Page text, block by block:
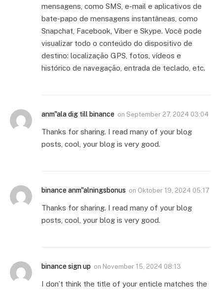
mensagens, como SMS, e-mail e aplicativos de
bate-papo de mensagens instantâneas, como
Snapchat, Facebook, Viber e Skype. Você pode
visualizar todo o conteúdo do dispositivo de
destino: localização GPS, fotos, vídeos e
histórico de navegação, entrada de teclado, etc.
anm"ala dig till binance on September 27, 2024 03:04
Thanks for sharing. I read many of your blog
posts, cool, your blog is very good.
binance anm"alningsbonus on Oktober 19, 2024 05:17
Thanks for sharing. I read many of your blog
posts, cool, your blog is very good.
binance sign up on November 15, 2024 08:13
I don’t think the title of your enticle matches the